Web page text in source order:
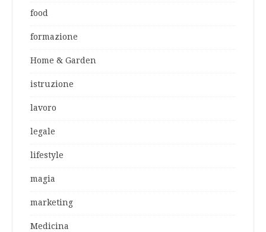
food
formazione
Home & Garden
istruzione
lavoro
legale
lifestyle
magia
marketing
Medicina